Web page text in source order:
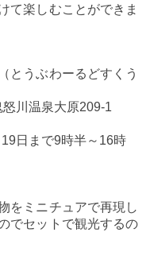
て楽しむことができま
とうぶわーるどすくう
川温泉大原209-1
日まで9時半～16時
をミニチュアで再現し
でセットで観光するの